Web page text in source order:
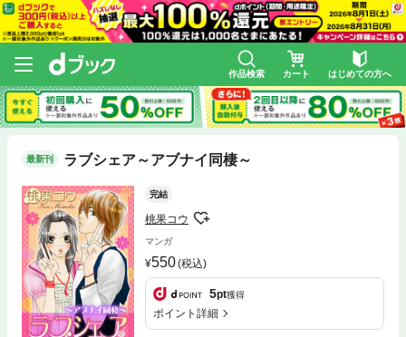
作品検索 カート はじめての方へ
最新刊 ラブシェア～アブナイ同棲～
完結
桃果コウ
マンガ
550(税込)
5pt獲得
ポイント詳細